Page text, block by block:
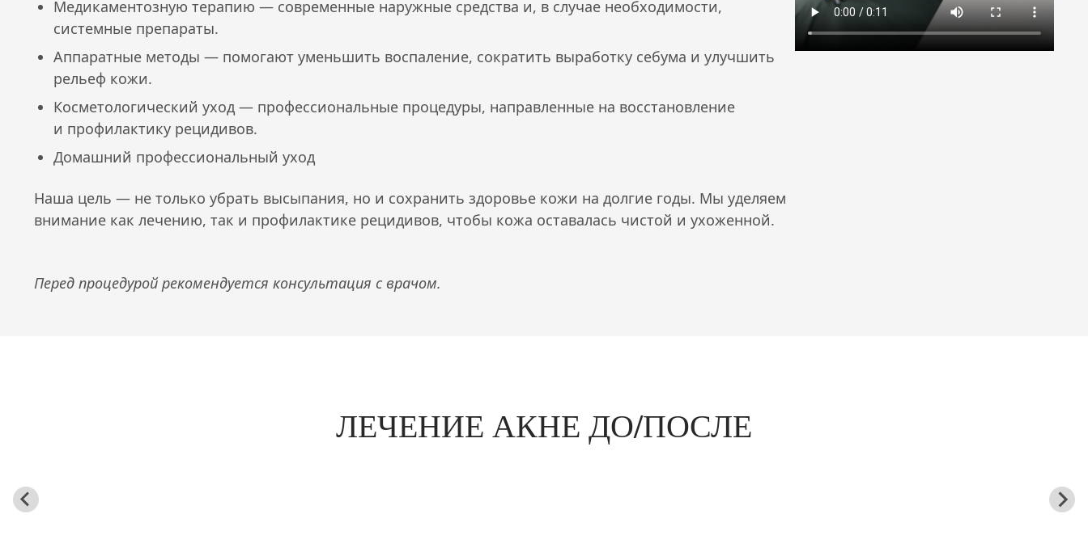
Медикаментозную терапию — современные наружные средства и, в случае необходимости,
системные препараты.
Аппаратные методы — помогают уменьшить воспаление, сократить выработку себума и улучшить
рельеф кожи.
Косметологический уход — профессиональные процедуры, направленные на восстановление
и профилактику рецидивов.
Домашний профессиональный уход
Наша цель — не только убрать высыпания, но и сохранить здоровье кожи на долгие годы. Мы уделяем
внимание как лечению, так и профилактике рецидивов, чтобы кожа оставалась чистой и ухоженной.
Перед процедурой рекомендуется консультация с врачом.
ЛЕЧЕНИЕ АКНЕ ДО/ПОСЛЕ